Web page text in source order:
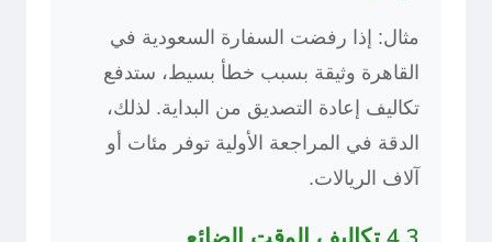
مثال: إذا رفضت السفارة السعودية في
القاهرة وثيقة بسبب خطأ بسيط، ستدفع
تكاليف إعادة التصديق من البداية. لذلك،
الدقة في المراجعة الأولية توفر مئات أو
آلاف الريالات.